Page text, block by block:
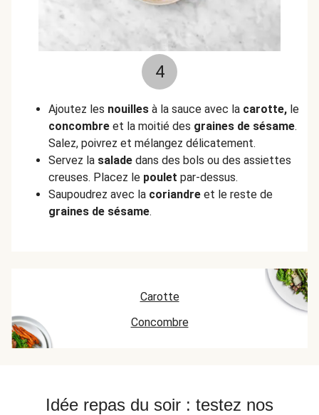
4
Ajoutez les nouilles à la sauce avec la carotte, le
concombre et la moitié des graines de sésame.
Salez, poivrez et mélangez délicatement.
Servez la salade dans des bols ou des assiettes
creuses. Placez le poulet par-dessus.
Saupoudrez avec la coriandre et le reste de
graines de sésame.
Carotte
Concombre
Idée repas du soir : testez nos